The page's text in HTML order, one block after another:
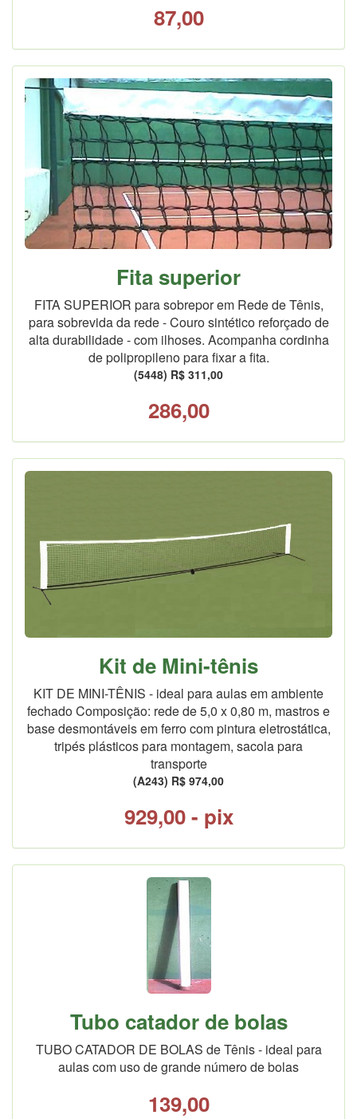
87,00
Fita superior
FITA SUPERIOR para sobrepor em Rede de Tênis,
para sobrevida da rede - Couro sintético reforçado de
alta durabilidade - com ilhoses. Acompanha cordinha
de polipropileno para fixar a fita.
(5448) R$ 311,00
286,00
Kit de Mini-tênis
KIT DE MINI-TÊNIS - ideal para aulas em ambiente
fechado Composição: rede de 5,0 x 0,80 m, mastros e
base desmontáveis em ferro com pintura eletrostática,
tripés plásticos para montagem, sacola para
transporte
(A243) R$ 974,00
929,00 - pix
Tubo catador de bolas
TUBO CATADOR DE BOLAS de Tênis - ideal para
aulas com uso de grande número de bolas
139,00